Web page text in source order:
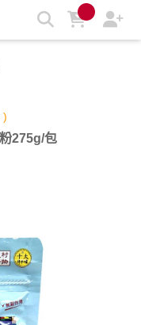
275g/包 | 福報購蔬食購
)
275g/包